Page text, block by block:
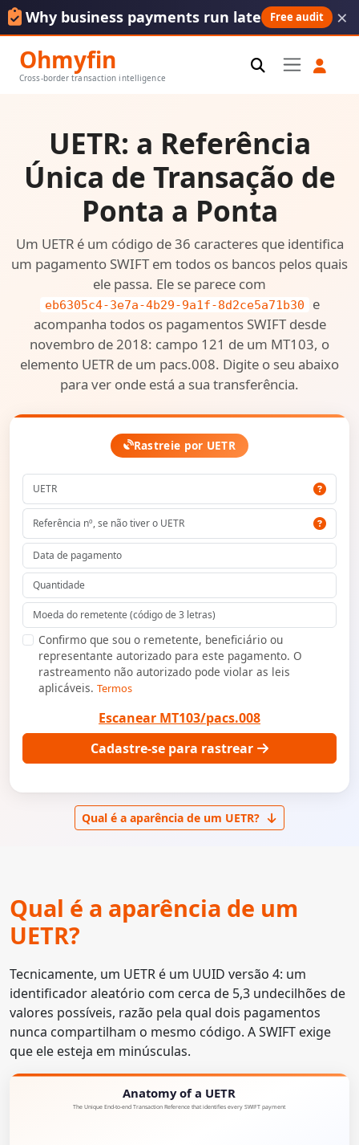
Why business payments run late Free audit ×
Ohmyfin
Cross-border transaction intelligence
UETR: a Referência
Única de Transação de
Ponta a Ponta
Um UETR é um código de 36 caracteres que identifica
um pagamento SWIFT em todos os bancos pelos quais
ele passa. Ele se parece com
eb6305c4-3e7a-4b29-9a1f-8d2ce5a71b30
e
acompanha todos os pagamentos SWIFT desde
novembro de 2018: campo 121 de um MT103, o
elemento UETR de um pacs.008. Digite o seu abaixo
para ver onde está a sua transferência.
Rastreie por UETR
Confirmo que sou o remetente, beneficiário ou
representante autorizado para este pagamento. O
rastreamento não autorizado pode violar as leis
aplicáveis.Termos
Escanear MT103/pacs.008
Cadastre-se para rastrear
Qual é a aparência de um UETR?
Qual é a aparência de um
UETR?
Tecnicamente, um UETR é um UUID versão 4: um
identificador aleatório com cerca de 5,3 undecilhões de
valores possíveis, razão pela qual dois pagamentos
nunca compartilham o mesmo código. A SWIFT exige
que ele esteja em minúsculas.